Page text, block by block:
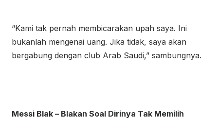
“Kami tak pernah membicarakan upah saya. Ini
bukanlah mengenai uang. Jika tidak, saya akan
bergabung dengan club Arab Saudi,” sambungnya.
Messi Blak – Blakan Soal Dirinya Tak Memilih